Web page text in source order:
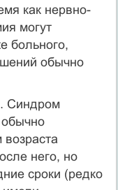
как нервно-
могут
больного,
обычно
Синдром
обычно
него, но
сроки (редко